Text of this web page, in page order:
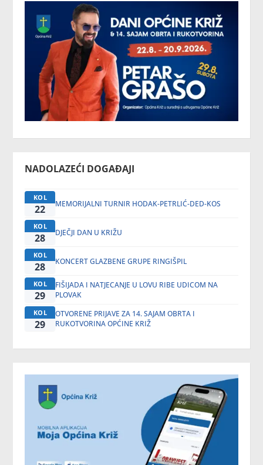
NADOLAZEĆI DOGAĐAJI
KOL
22 MEMORIJALNI TURNIR HODAK-PETRLIĆ-DED-KOS
KOL
28 DJEČJI DAN U KRIŽU
KOL
28 KONCERT GLAZBENE GRUPE RINGIŠPIL
KOL
29
FIŠIJADA I NATJECANJE U LOVU RIBE UDICOM NA
PLOVAK
KOL
29
OTVORENE PRIJAVE ZA 14. SAJAM OBRTA I
RUKOTVORINA OPĆINE KRIŽ